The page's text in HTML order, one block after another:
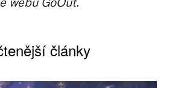
články